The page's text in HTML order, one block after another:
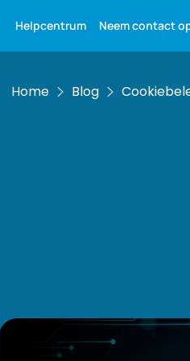
Helpcentrum Neem contact
Home Blog